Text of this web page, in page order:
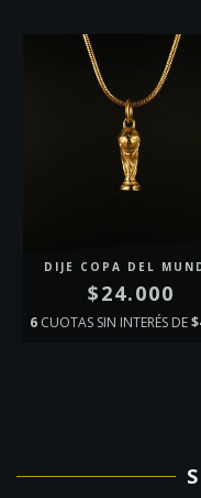
DIJE COPA DEL
$24.000
6 CUOTAS SIN INTERÉS DE